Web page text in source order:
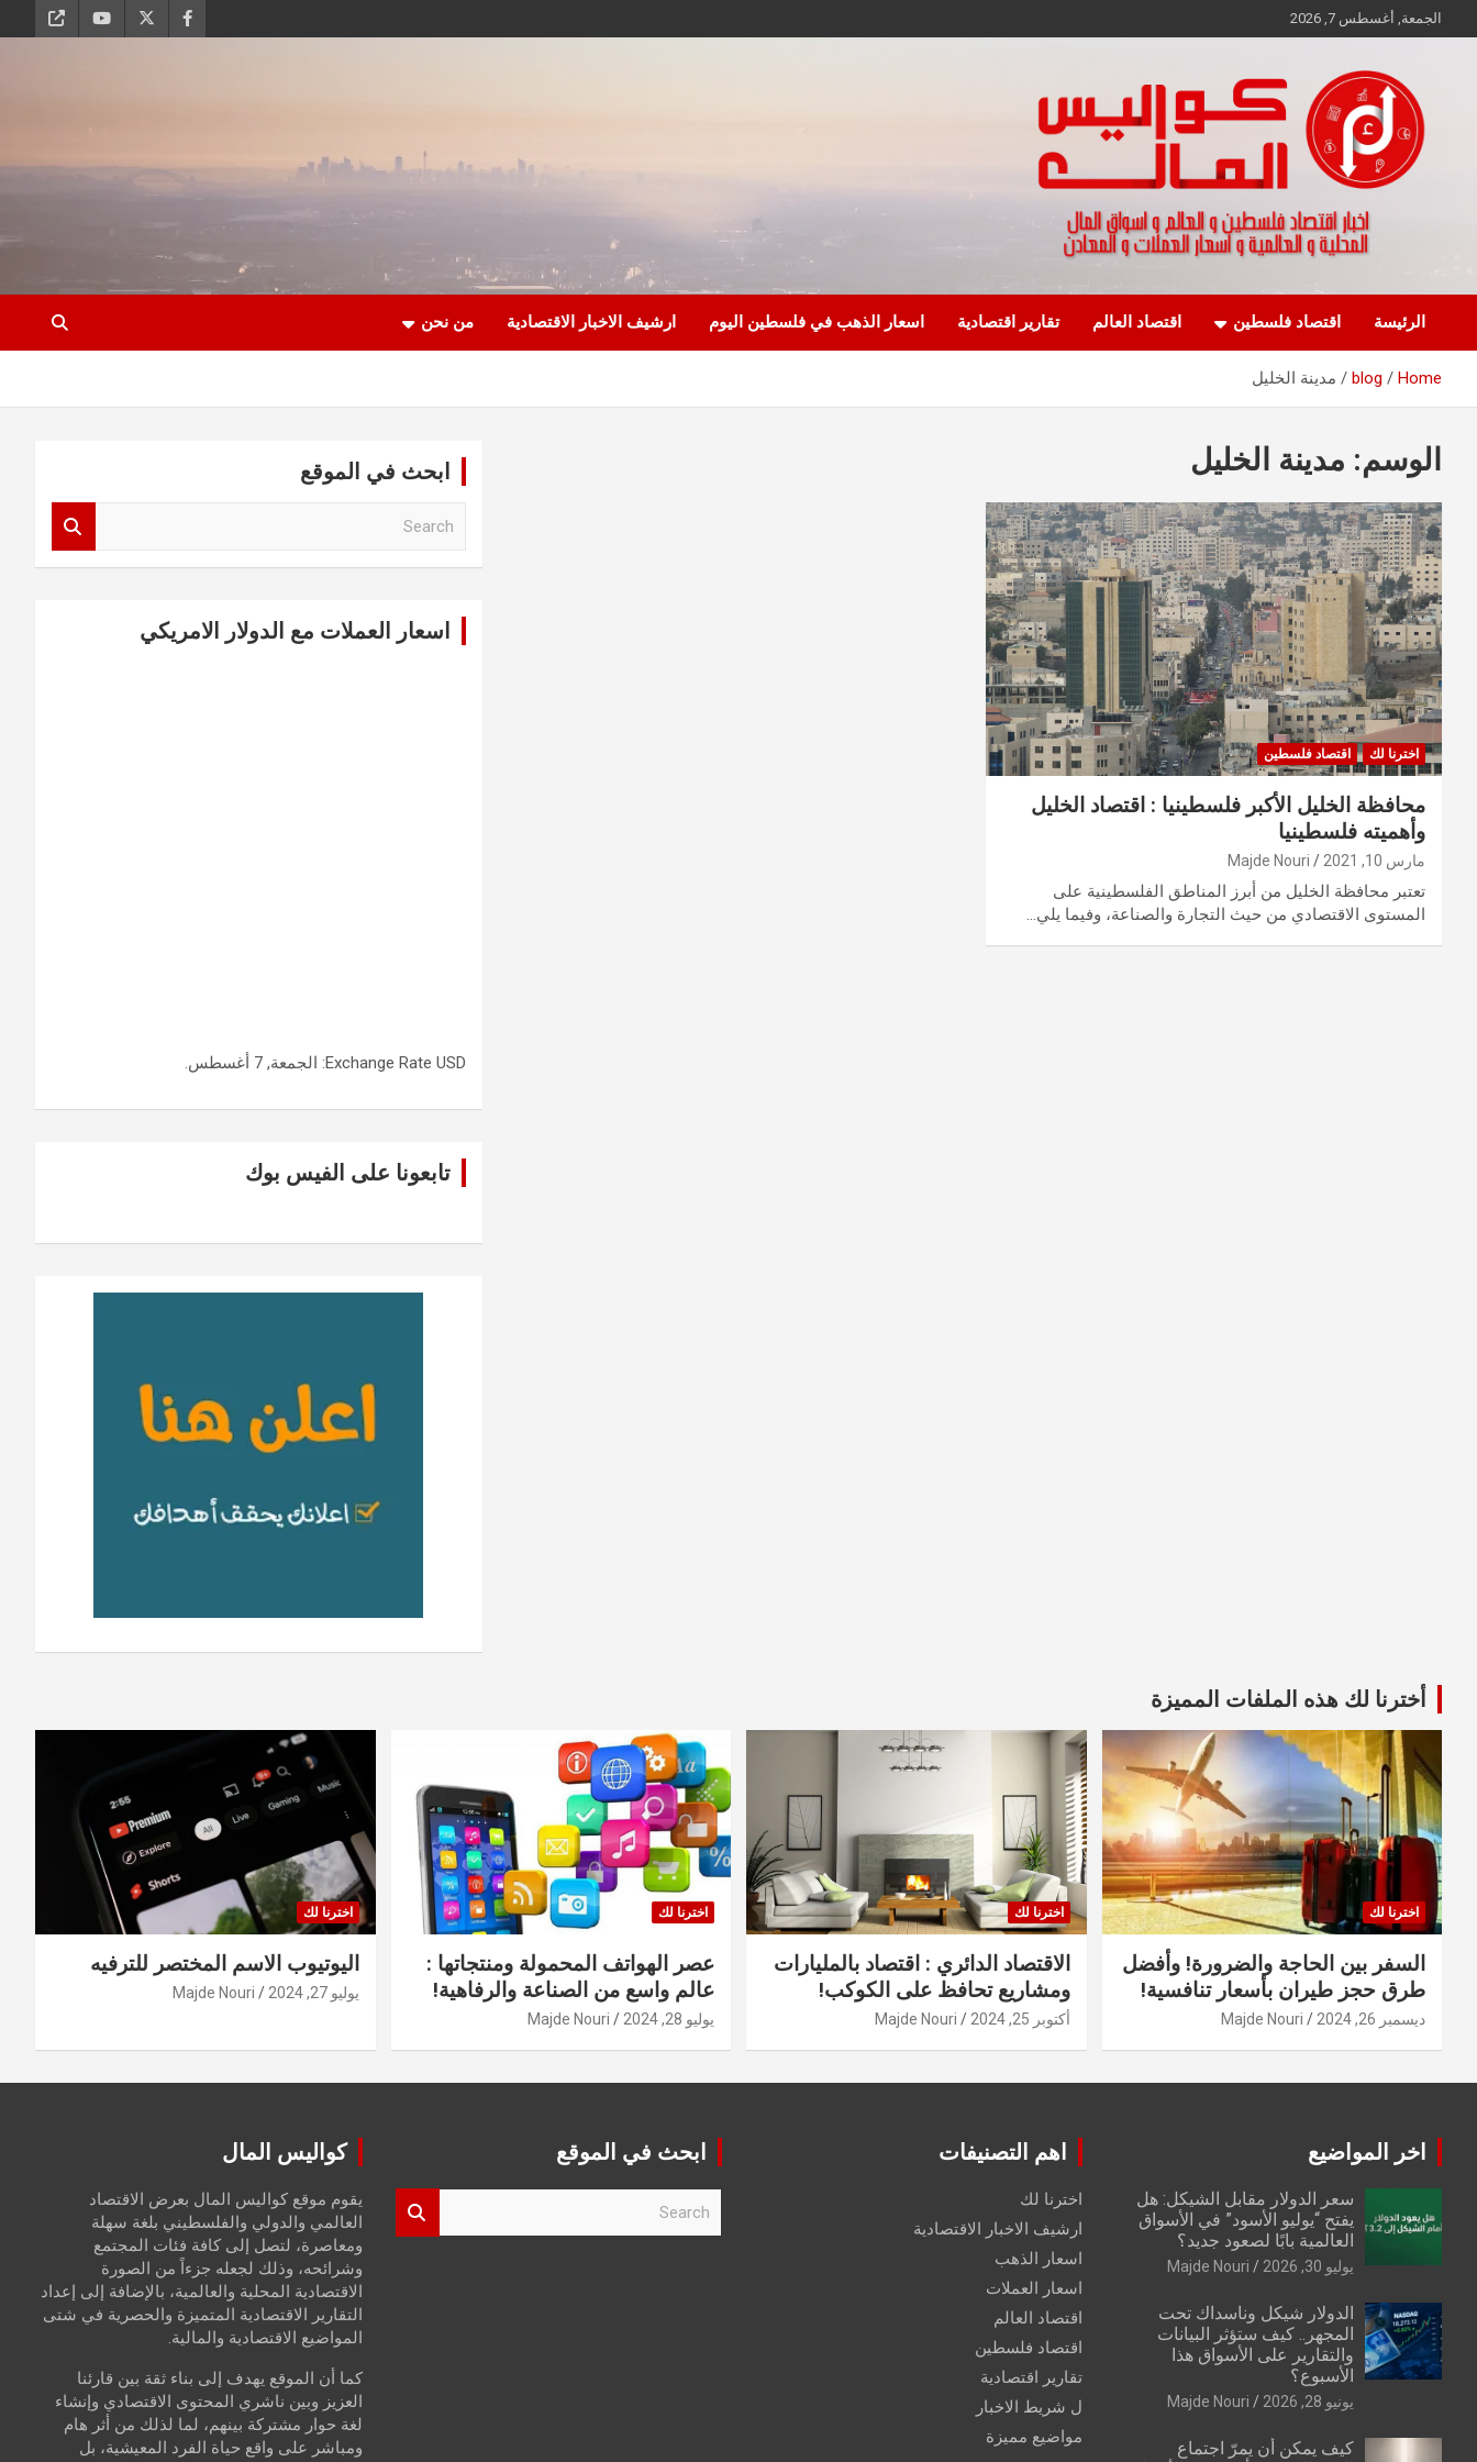
to
الجمعة, أغسطس 7, 2026
كواليس المال
الرئيسة اقتصاد فلسطين اقتصاد العالم تقارير اقتصادية اسعار الذهب في فلسطين اليوم ارشيف الاخبار الاقتصادية من نحن
Home
blog مدينة الخليل
الوسم: مدينة الخليل
اخترنا لك اقتصاد فلسطين
محافظة الخليل الأكبر فلسطينيا : اقتصاد الخليل
وأهميته فلسطينيا
مارس 10, 2021 Majde Nouri
تعتبر محافظة الخليل من أبرز المناطق الفلسطينية على
المستوى الاقتصادي من حيث التجارة والصناعة، وفيما يلي…
ابحث في الموقع
اسعار العملات مع الدولار الامريكي
Exchange Rate USD : الجمعة, 7 أغسطس.
تابعونا على الفيس بوك
أخترنا لك هذه الملفات المميزة
اخترنا لك
السفر بين الحاجة والضرورة! وأفضل
طرق حجز طيران بأسعار تنافسية!
ديسمبر 26, 2024 Majde Nouri
اخترنا لك
الاقتصاد الدائري : اقتصاد بالمليارات
ومشاريع تحافظ على الكوكب!
أكتوبر 25, 2024 Majde Nouri
اخترنا لك
عصر الهواتف المحمولة ومنتجاتها :
عالم واسع من الصناعة والرفاهية!
يوليو 28, 2024 Majde Nouri
اخترنا لك
اليوتيوب الاسم المختصر للترفيه
يوليو 27, 2024 Majde Nouri
اخر المواضيع
سعر الدولار مقابل الشيكل: هل
يفتح “يوليو الأسود” في الأسواق
العالمية بابًا لصعود جديد؟
يوليو 30, 2026 Majde Nouri
الدولار شيكل وناسداك تحت
المجهر.. كيف ستؤثر البيانات
والتقارير على الأسواق هذا
الأسبوع؟
يونيو 28, 2026 Majde Nouri
كيف يمكن أن يمرّ اجتماع
اهم التصنيفات
اخترنا لك
ارشيف الاخبار الاقتصادية
اسعار الذهب
اسعار العملات
اقتصاد العالم
اقتصاد فلسطين
تقارير اقتصادية
ل شريط الاخبار
مواضيع مميزة
ابحث في الموقع كواليس المال
يقوم موقع كواليس المال بعرض الاقتصاد
العالمي والدولي والفلسطيني بلغة سهلة
ومعاصرة، لتصل إلى كافة فئات المجتمع
وشرائحه، وذلك لجعله جزءاً من الصورة
الاقتصادية المحلية والعالمية، بالإضافة إلى إعداد
التقارير الاقتصادية المتميزة والحصرية في شتى
المواضيع الاقتصادية والمالية.
كما أن الموقع يهدف إلى بناء ثقة بين قارئنا
العزيز وبين ناشري المحتوى الاقتصادي وإنشاء
لغة حوار مشتركة بينهم، لما لذلك من أثر هام
ومباشر على واقع حياة الفرد المعيشية، بل